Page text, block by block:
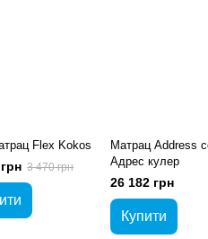
Flex Kokos
3 470 грн
Матрац Address
Aдрес кулер
26 182 грн
Купити